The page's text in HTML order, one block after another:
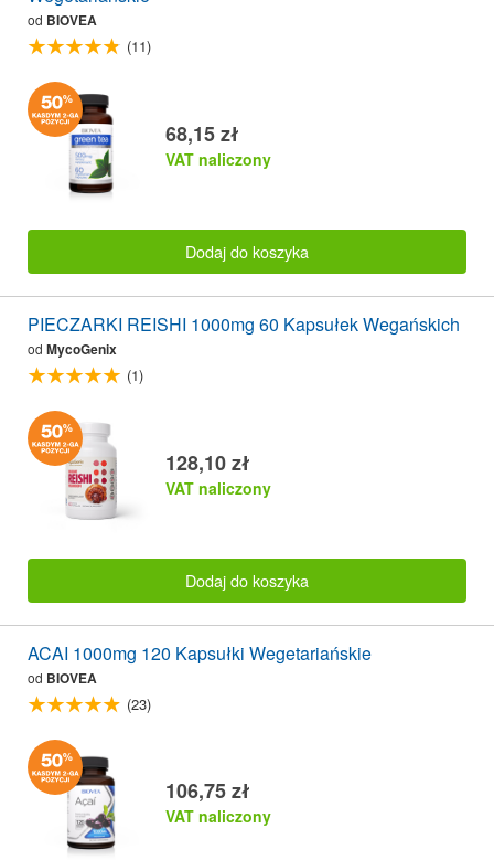
od BIOVEA
(11)
68,15 zł
VAT naliczony
Dodaj do koszyka
PIECZARKI REISHI 1000mg 60 Kapsułek Wegańskich
od MycoGenix
(1)
128,10 zł
VAT naliczony
Dodaj do koszyka
ACAI 1000mg 120 Kapsułki Wegetariańskie
od BIOVEA
(23)
106,75 zł
VAT naliczony